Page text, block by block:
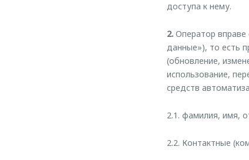
доступа к нему.
2. Оператор
данные»), то есть
(обновление,
использование,
средств
2.1. фамилия, имя,
2.2. Контактные